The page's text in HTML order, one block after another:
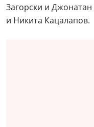
Загорски и
и Никита Кацалапов.